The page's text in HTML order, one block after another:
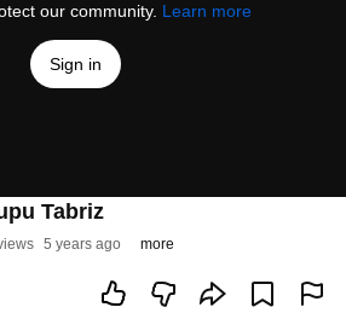
our community. Learn more
Sign in
Tabriz
5 years ago more